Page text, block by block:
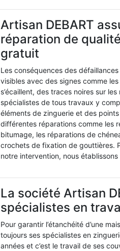
Artisan DEBART
réparation de
gratuit
Les conséquences des
visibles avec des signes comme
s’écaillent, des traces noires sur
spécialistes de tous travaux y
éléments de zinguerie et des
différentes réparations comme les
bitumage, les réparations de
crochets de fixation de gouttières.
notre intervention, nous
La société Artisan
spécialistes en
Pour garantir l’étanchéité d’une
toujours ses spécialistes en
années et c’est le travail de ses